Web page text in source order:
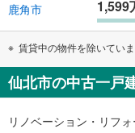
鹿角市 1,599
賃貸中の物件を除いていま
仙北市の中古一戸
リノベーション・リフ